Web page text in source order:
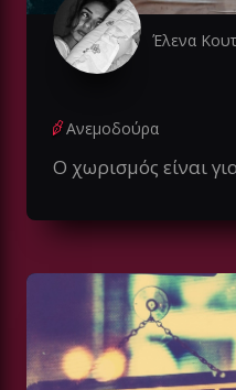
Έλενα
Ανεμοδούρα
Ο χωρισμός είναι